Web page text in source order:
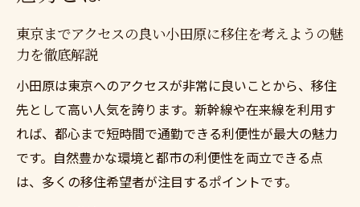
に与える変化
東京までアクセスの良い小田原移住を考え
ようで叶える理想の暮らし
自然豊かな環境で都心並みの利便性を手に
入れる方法
東京までアクセスの良い小田原に移住を考えようの魅
力を徹底解説
小田原は東京へのアクセスが非常に良いことから、移住
先として高い人気を誇ります。新幹線や在来線を利用す
れば、都心まで短時間で通勤できる利便性が最大の魅力
です。自然豊かな環境と都市の利便性を両立できる点
は、多くの移住希望者が注目するポイントです。